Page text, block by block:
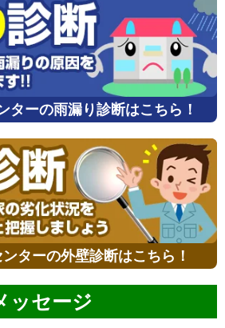
ターの雨漏り診断はこちら！
ターの外壁診断はこちら！
ッセージ